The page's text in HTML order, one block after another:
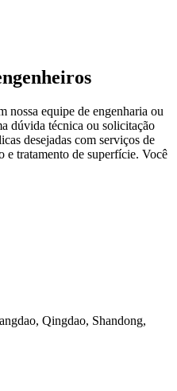
nossa equipe de engenharia ou
dúvida técnica ou solicitação
desejadas com serviços de
e tratamento de superfície. Você
Qingdao, Shandong,